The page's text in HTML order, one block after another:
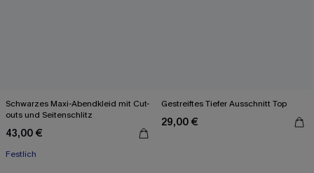
Schwarzes Maxi-Abendkleid mit Cut-
outs und Seitenschlitz
43,00 €
Festlich
Gestreiftes Tiefer Ausschnitt Top
29,00 €